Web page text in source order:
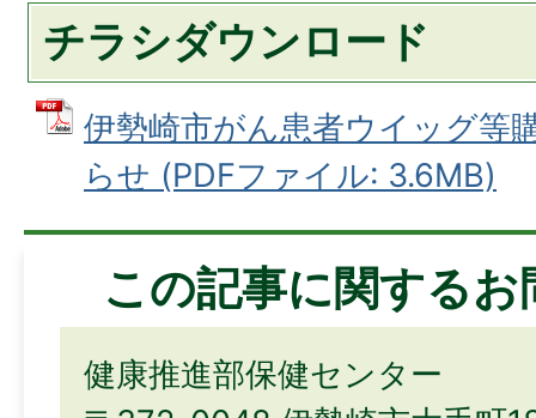
チラシダウンロード
伊勢崎市がん患者ウイッグ等
らせ (PDFファイル: 3.6MB)
この記事に関する
健康推進部保健センター